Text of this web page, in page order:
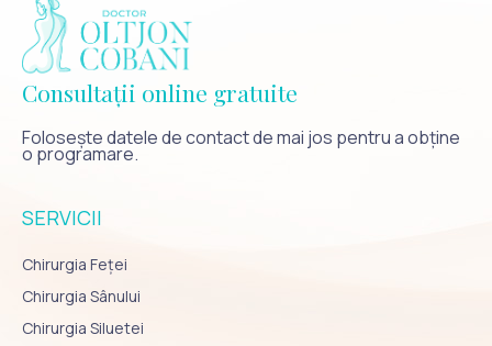
Consultații online gratuite
Folosește datele de contact de mai jos pentru a obține
o programare.
SERVICII
Chirurgia Feței
Chirurgia Sânului
Chirurgia Siluetei